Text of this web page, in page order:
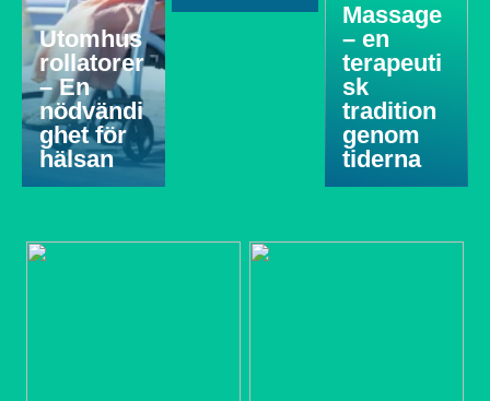
Utomhus
rollatorer
– En
nödvändi
ghet för
hälsan
Massage
– en
terapeuti
sk
tradition
genom
tiderna